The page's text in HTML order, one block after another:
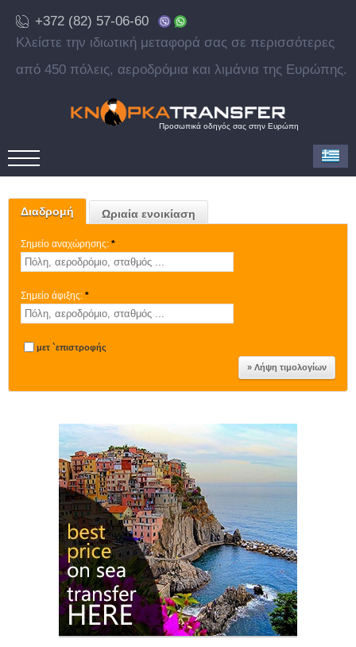
+372 (82) 57-06-60
Κλείστε την ιδιωτική μεταφορά σας σε περισσότερες
από 450 πόλεις, αεροδρόμια και λιμάνια της Ευρώπης.
Προσωπικά οδηγός σας στην Ευρώπη
Διαδρομή Ωριαία ενοικίαση
Σημείο αναχώρησης: *
Σημείο άφιξης: *
μετ `επιστροφής